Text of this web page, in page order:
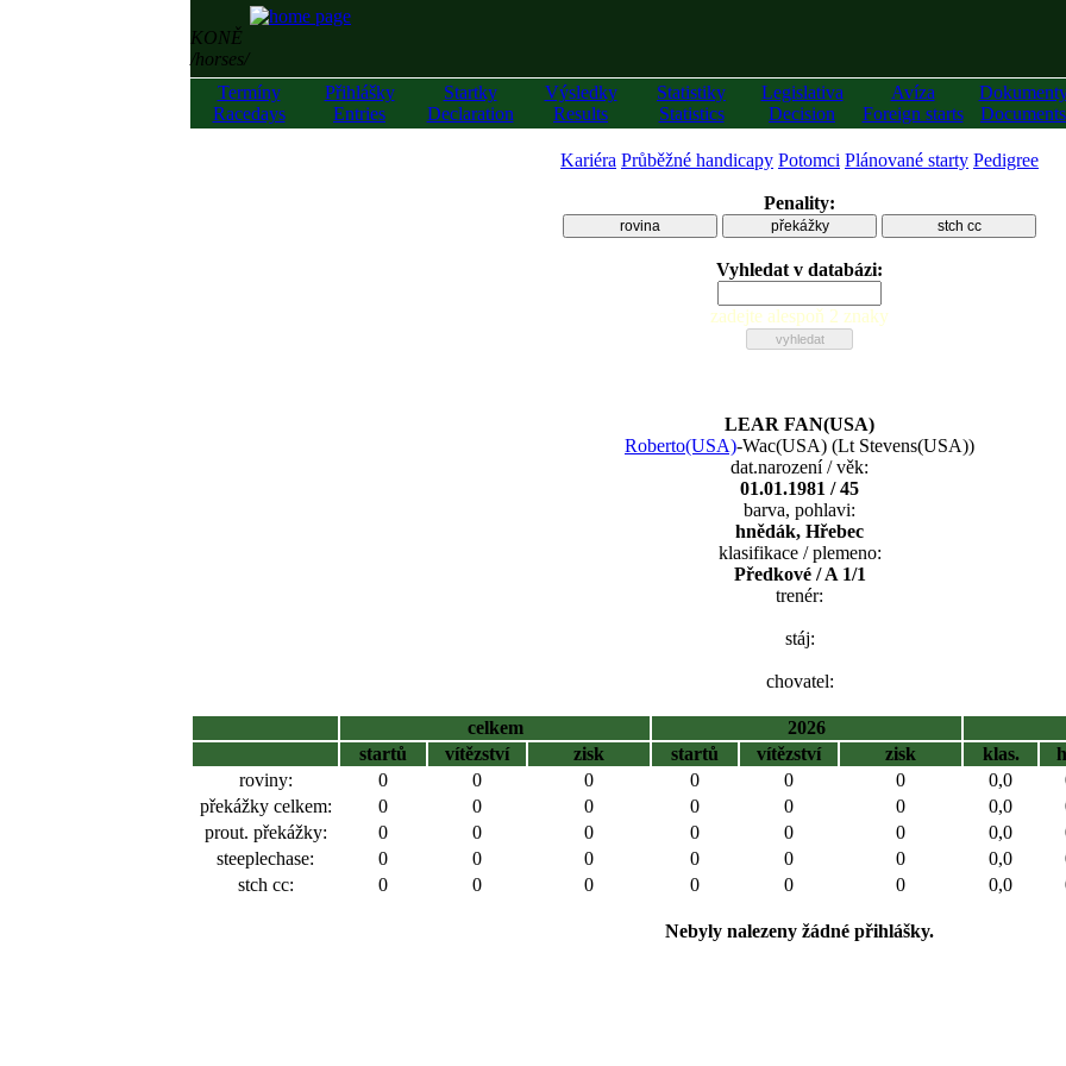
KONĚ
/horses/
Termíny
Racedays
Přihlášky
Entries
Startky
Declaration
Výsledky
Results
Statistiky
Statistics
Legislativa
Decision
Avíza
Foreign starts
Documents
Kariéra Průběžné handicapy Potomci Plánované starty Pedigree
Penality:
rovina překážky stch cc
Vyhledat v databázi:
zadejte alespoň 2 znaky
LEAR FAN(USA)
Roberto(USA)-Wac(USA) (Lt Stevens(USA))
dat.narození / věk:
01.01.1981 / 45
barva, pohlavi:
hnědák, Hřebec
klasifikace / plemeno:
Předkové / A 1/1
trenér:
stáj:
chovatel:
celkem
2026
startů
vítězství zisk startů vítězství zisk klas.
roviny:
0 0 0 0 0 0 0,0
překážky celkem:
0 0 0 0 0 0 0,0
prout. překážky:
0 0 0 0 0 0 0,0
steeplechase:
0 0 0 0 0 0 0,0
stch cc:
0 0 0 0 0 0 0,0
Nebyly nalezeny žádné přihlášky.